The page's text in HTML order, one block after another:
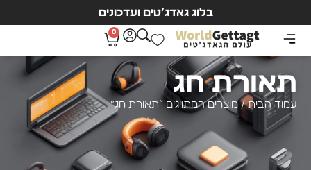
בלוג גאדג’טים ועדכונים
0
תאורת חג
עמוד הבית/ מוצרים המתויגים “תאורת חג”